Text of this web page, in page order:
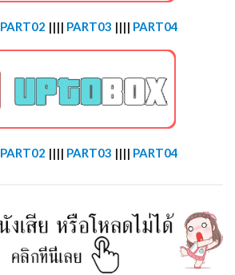
PART02 |||| PART03 |||| PART04
PART02 |||| PART03 |||| PART04